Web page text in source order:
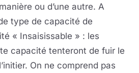
ou d’une autre. A
type de capacité de
« Insaisissable » : les
capacité tenteront de fuir le
On ne comprend pas